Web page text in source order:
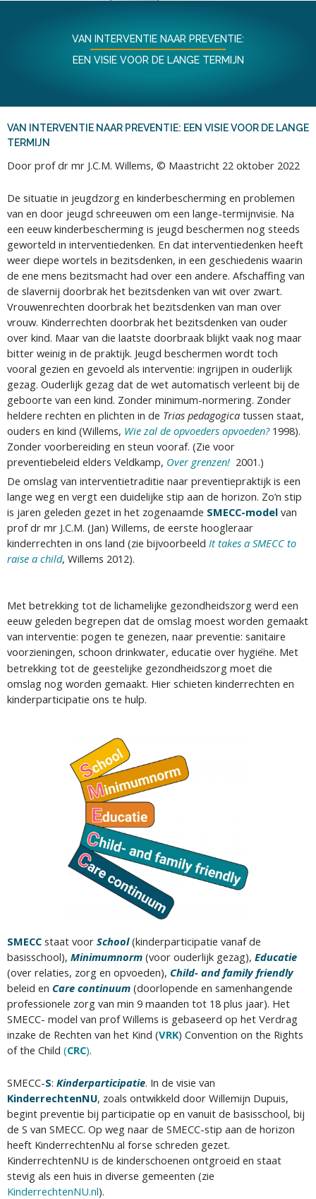
VAN INTERVENTIE NAAR PREVENTIE:
EEN VISIE VOOR DE LANGE TERMIJN
VAN INTERVENTIE NAAR PREVENTIE: EEN VISIE VOOR DE LANGE
TERMIJN
Door prof dr mr J.C.M. Willems, © Maastricht 22 oktober 2022
De situatie in jeugdzorg en kinderbescherming en problemen
van en door jeugd schreeuwen om een lange-termijnvisie. Na
een eeuw kinderbescherming is jeugd beschermen nog steeds
geworteld in interventiedenken. En dat interventiedenken heeft
weer diepe wortels in bezitsdenken, in een geschiedenis waarin
de ene mens bezitsmacht had over een andere. Afschaffing van
de slavernij doorbrak het bezitsdenken van wit over zwart.
Vrouwenrechten doorbrak het bezitsdenken van man over
vrouw. Kinderrechten doorbrak het bezitsdenken van ouder
over kind. Maar van die laatste doorbraak blijkt vaak nog maar
bitter weinig in de praktijk. Jeugd beschermen wordt toch
vooral gezien en gevoeld als interventie: ingrijpen in ouderlijk
gezag. Ouderlijk gezag dat de wet automatisch verleent bij de
geboorte van een kind. Zonder minimum-normering. Zonder
heldere rechten en plichten in de Trias pedagogica tussen staat,
ouders en kind (Willems, Wie zal de opvoeders opvoeden? 1998).
Zonder voorbereiding en steun vooraf. (Zie voor
preventiebeleid elders Veldkamp, Over grenzen! 2001.)
De omslag van interventietraditie naar preventiepraktijk is een
lange weg en vergt een duidelijke stip aan de horizon. Zo’n stip
is jaren geleden gezet in het zogenaamde SMECC-model van
prof dr mr J.C.M. (Jan) Willems, de eerste hoogleraar
kinderrechten in ons land (zie bijvoorbeeld It takes a SMECC to
raise a child, Willems 2012).
Met betrekking tot de lichamelijke gezondheidszorg werd een
eeuw geleden begrepen dat de omslag moest worden gemaakt
van interventie: pogen te genezen, naar preventie: sanitaire
voorzieningen, schoon drinkwater, educatie over hygiene. Met
betrekking tot de geestelijke gezondheidszorg moet die
omslag nog worden gemaakt. Hier schieten kinderrechten en
kinderparticipatie ons te hulp.
SMECC staat voor School(kinderparticipatie vanaf de
basisschool), Minimumnorm (voor ouderlijk gezag), Educatie
(over relaties, zorg en opvoeden), Child- and family friendly
beleid en Care continuum (doorlopende en samenhangende
professionele zorg van min 9 maanden tot 18 plus jaar). Het
SMECC- model van prof Willems is gebaseerd op het Verdrag
inzake de Rechten van het Kind (VRK) Convention on the Rights
of the Child (CRC).
SMECC-S: Kinderparticipatie. In de visie van
KinderrechtenNU, zoals ontwikkeld door Willemijn Dupuis,
begint preventie bij participatie op en vanuit de basisschool, bij
de S van SMECC. Op weg naar de SMECC-stip aan de horizon
heeft KinderrechtenNu al forse schreden gezet.
KinderrechtenNU is de kinderschoenen ontgroeid en staat
stevig als een huis in diverse gemeenten (zie
KinderrechtenNU.nl).